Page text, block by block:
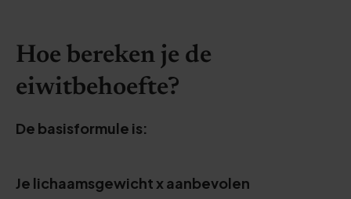
Hoe bereken je de
eiwitbehoefte?
De basisformule is:
Je lichaamsgewicht x aanbevolen